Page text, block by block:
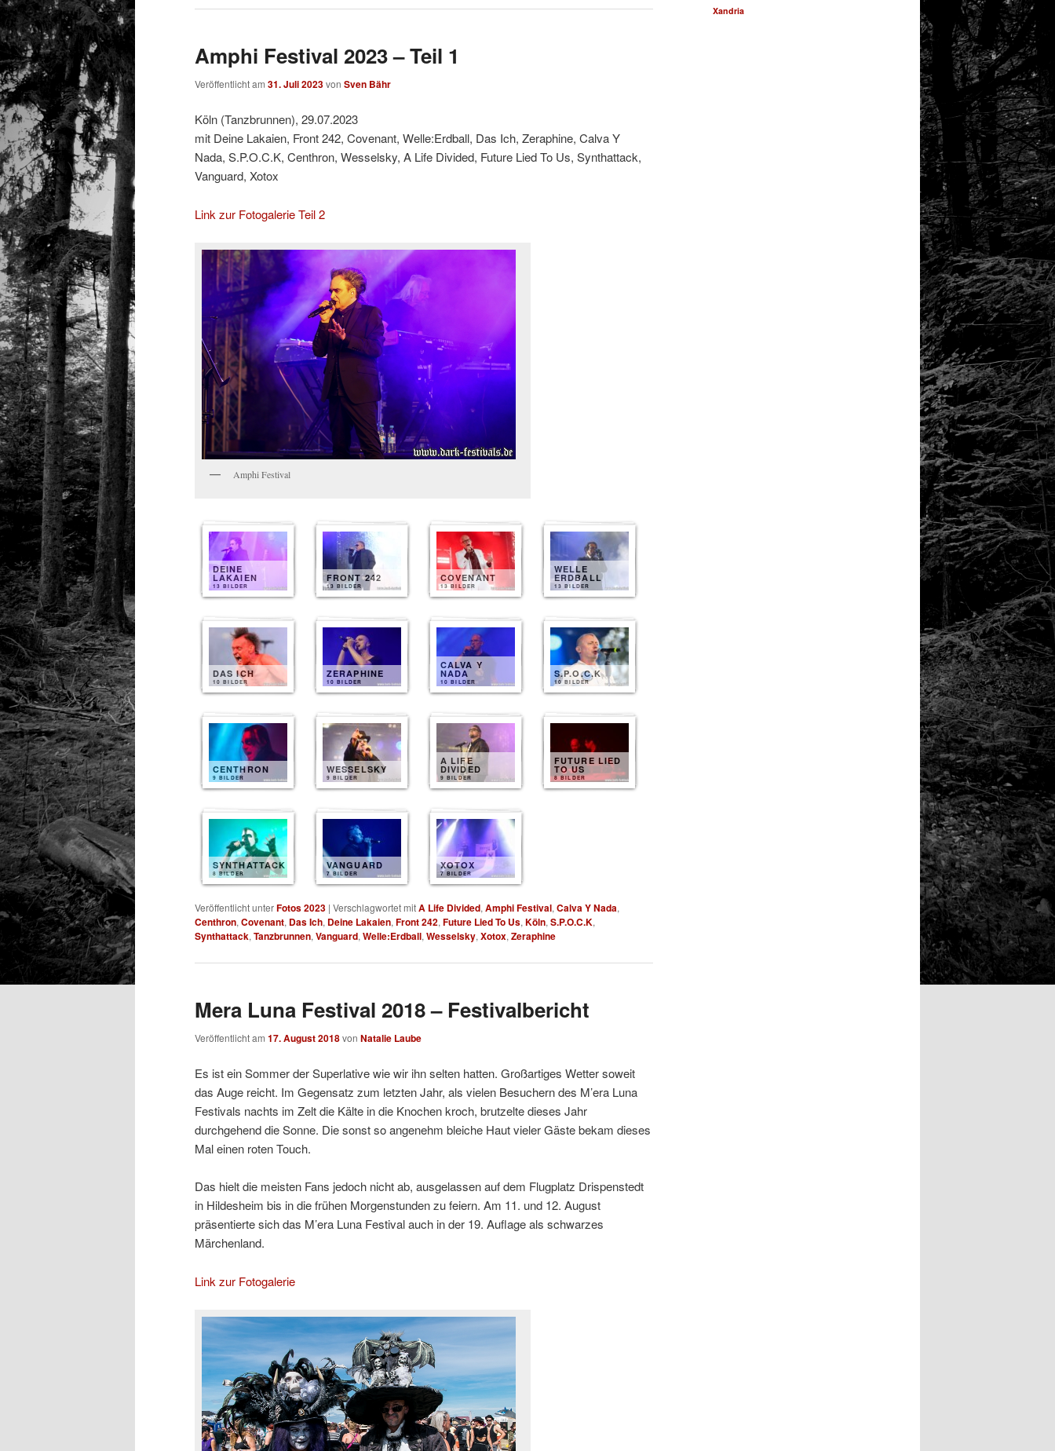
Amphi Festival 2023 – Teil 1
Veröffentlicht am 31. Juli 2023von Sven Bähr
Köln (Tanzbrunnen), 29.07.2023
mit Deine Lakaien, Front 242, Covenant, Welle:Erdball, Das Ich, Zeraphine, Calva Y
Nada, S.P.O.C.K, Centhron, Wesselsky, A Life Divided, Future Lied To Us, Synthattack,
Vanguard, Xotox
Link zur Fotogalerie Teil 2
Amphi Festival
DEINE
LAKAIEN
13 BILDER
FRONT 242
13 BILDER
COVENANT
13 BILDER
WELLE
ERDBALL
13 BILDER
DAS ICH
10 BILDER
ZERAPHINE
10 BILDER
CALVA Y
NADA
10 BILDER
S.P.O.C.K
10 BILDER
CENTHRON
9 BILDER
WESSELSKY
9 BILDER
A LIFE
DIVIDED
9 BILDER
FUTURE LIED
TO US
8 BILDER
SYNTHATTACK
8 BILDER
VANGUARD
7 BILDER
XOTOX
7 BILDER
Veröffentlicht unterFotos 2023 | Verschlagwortet mitA Life Divided, Amphi Festival, Calva Y Nada,
Centhron, Covenant, Das Ich, Deine Lakaien, Front 242, Future Lied To Us, Köln, S.P.O.C.K,
Synthattack, Tanzbrunnen, Vanguard, Welle:Erdball, Wesselsky, Xotox, Zeraphine
Mera Luna Festival 2018 – Festivalbericht
Veröffentlicht am 17. August 2018von Natalie Laube
Es ist ein Sommer der Superlative wie wir ihn selten hatten. Großartiges Wetter soweit
das Auge reicht. Im Gegensatz zum letzten Jahr, als vielen Besuchern des M’era Luna
Festivals nachts im Zelt die Kälte in die Knochen kroch, brutzelte dieses Jahr
durchgehend die Sonne. Die sonst so angenehm bleiche Haut vieler Gäste bekam dieses
Mal einen roten Touch.
Das hielt die meisten Fans jedoch nicht ab, ausgelassen auf dem Flugplatz Drispenstedt
in Hildesheim bis in die frühen Morgenstunden zu feiern. Am 11. und 12. August
präsentierte sich das M’era Luna Festival auch in der 19. Auflage als schwarzes
Märchenland.
Link zur Fotogalerie
Xandria